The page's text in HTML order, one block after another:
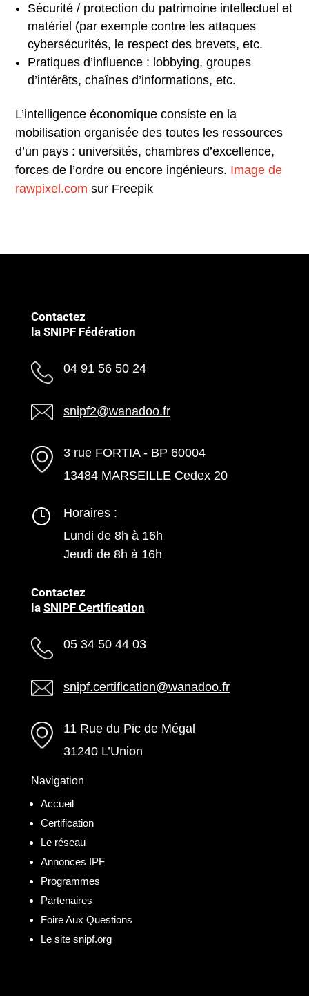
Sécurité / protection du patrimoine intellectuel et
matériel (par exemple contre les attaques
cybersécurités, le respect des brevets, etc.
Pratiques d’influence : lobbying, groupes
d’intérêts, chaînes d’informations, etc.
L’intelligence économique consiste en la
mobilisation organisée des toutes les ressources
d’un pays : universités, chambres d’excellence,
forces de l’ordre ou encore ingénieurs. Image de
rawpixel.com sur Freepik
Contactez
la SNIPF Fédération
04 91 56 50 24
snipf2@wanadoo.fr
3 rue FORTIA - BP 60004
13484 MARSEILLE Cedex 20
Horaires :
Lundi de 8h à 16h
Jeudi de 8h à 16h
Contactez
la SNIPF Certification
05 34 50 44 03
snipf.certification@wanadoo.fr
11 Rue du Pic de Mégal
31240 L’Union
Navigation
Accueil
Certification
Le réseau
Annonces IPF
Programmes
Partenaires
Foire Aux Questions
Le site snipf.org